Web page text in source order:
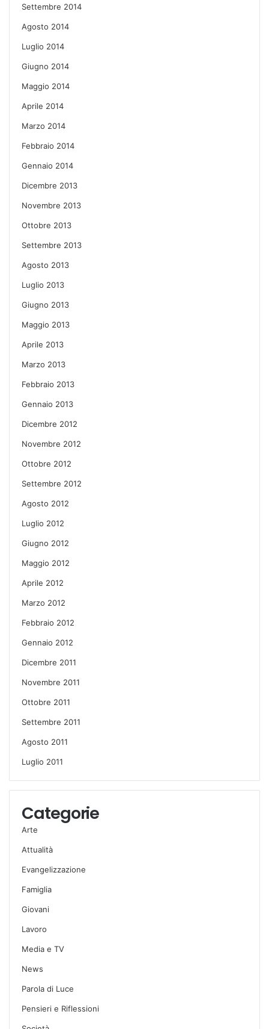
Settembre 2014
Agosto 2014
Luglio 2014
Giugno 2014
Maggio 2014
Aprile 2014
Marzo 2014
Febbraio 2014
Gennaio 2014
Dicembre 2013
Novembre 2013
Ottobre 2013
Settembre 2013
Agosto 2013
Luglio 2013
Giugno 2013
Maggio 2013
Aprile 2013
Marzo 2013
Febbraio 2013
Gennaio 2013
Dicembre 2012
Novembre 2012
Ottobre 2012
Settembre 2012
Agosto 2012
Luglio 2012
Giugno 2012
Maggio 2012
Aprile 2012
Marzo 2012
Febbraio 2012
Gennaio 2012
Dicembre 2011
Novembre 2011
Ottobre 2011
Settembre 2011
Agosto 2011
Luglio 2011
Categorie
Arte
Attualità
Evangelizzazione
Famiglia
Giovani
Lavoro
Media e TV
News
Parola di Luce
Pensieri e Riflessioni